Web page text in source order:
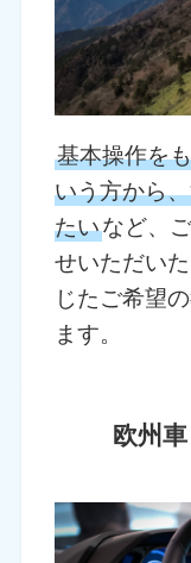
基本操作を
いう方から
たいなど、
せいただい
じたご希望
ます。
欧州